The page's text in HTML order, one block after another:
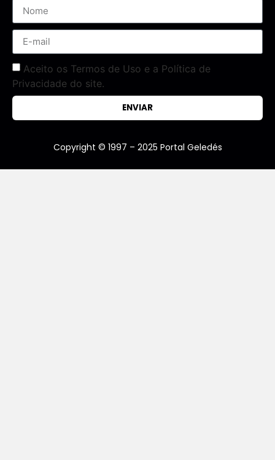
Aceito os Termos de Uso e a Política de
Privacidade do site.
ENVIAR
Copyright © 1997 – 2025 Portal Geledés